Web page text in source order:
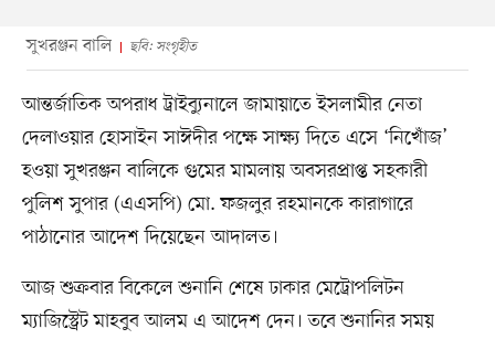
সুখরঞ্জন বালি ছবি: সংগৃহীত
আন্তর্জাতিক অপরাধ ট্রাইব্যুনালে জামায়াতে ইসলামীর নেতা
দেলাওয়ার হোসাইন সাঈদীর পক্ষে সাক্ষ্য দিতে এসে ‘নিখোঁজ’
হওয়া সুখরঞ্জন বালিকে গুমের মামলায় অবসরপ্রাপ্ত সহকারী
পুলিশ সুপার (এএসপি) মো. ফজলুর রহমানকে কারাগারে
পাঠানোর আদেশ দিয়েছেন আদালত।
আজ শুক্রবার বিকেলে শুনানি শেষে ঢাকার মেট্রোপলিটন
ম্যাজিস্ট্রেট মাহবুব আলম এ আদেশ দেন। তবে শুনানির সময়